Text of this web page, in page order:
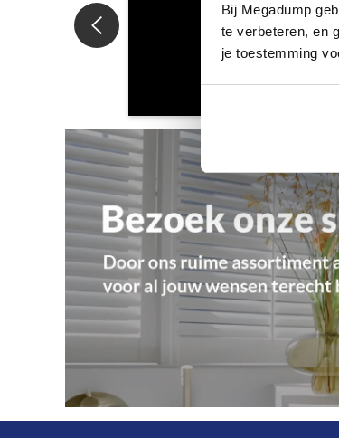
Bij Megadump
te verbeteren, en
je toestemming